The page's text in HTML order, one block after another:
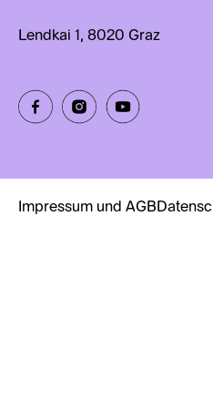
Lendkai 1, 8020 Graz
Impressum und AGB